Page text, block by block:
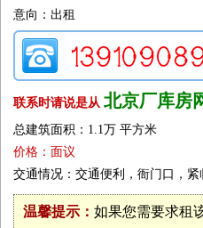
意向：出租
联系时请说是从 北京厂库房
总建筑面积：1.1万 平方米
价格：面议
交通情况：交通便利，衙门口，紧
温馨提示： 如果您需要求租